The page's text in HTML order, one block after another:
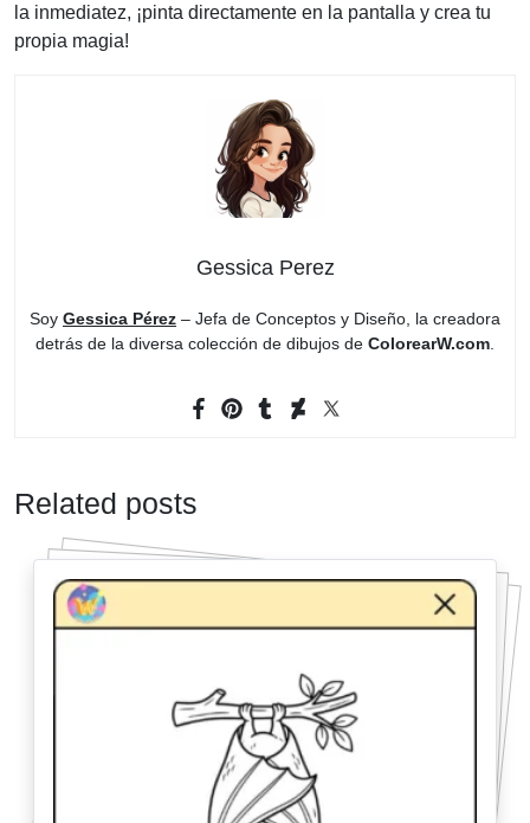
la inmediatez, ¡pinta directamente en la pantalla y crea tu
propia magia!
Gessica Perez
Soy Gessica Pérez – Jefa de Conceptos y Diseño, la creadora
detrás de la diversa colección de dibujos de ColorearW.com
Related posts